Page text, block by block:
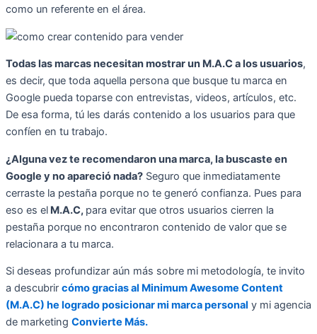
como un referente en el área.
Todas las marcas necesitan mostrar un M.A.C a los usuarios,
es decir, que toda aquella persona que busque tu marca en
Google pueda toparse con entrevistas, videos, artículos, etc.
De esa forma, tú les darás contenido a los usuarios para que
confíen en tu trabajo.
¿Alguna vez te recomendaron una marca, la buscaste en
Google y no apareció nada? Seguro que inmediatamente
cerraste la pestaña porque no te generó confianza. Pues para
eso es el M.A.C, para evitar que otros usuarios cierren la
pestaña porque no encontraron contenido de valor que se
relacionara a tu marca.
Si deseas profundizar aún más sobre mi metodología, te invito
a descubrir cómo gracias al Minimum Awesome Content
(M.A.C) he logrado posicionar mi marca personal y mi agencia
de marketing Convierte Más.